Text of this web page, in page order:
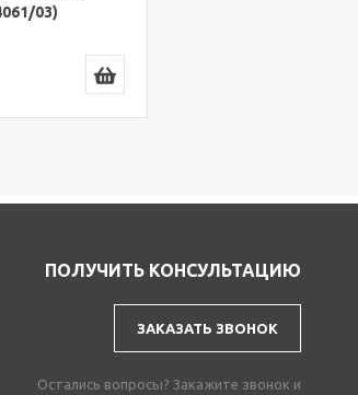
ПОЛУЧИТЬ КОНСУЛЬТАЦИЮ
ЗАКАЗАТЬ ЗВОНОК
Остались вопросы? Закажите звонок и